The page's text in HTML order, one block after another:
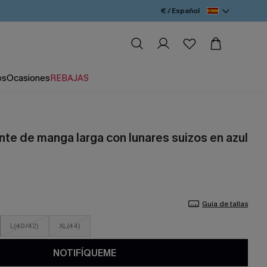
€ / Español
OcasionesREBAJAS
de manga larga con lunares suizos en azul
Guía de tallas
L(40/42) XL(44)
NOTIFÍQUEME